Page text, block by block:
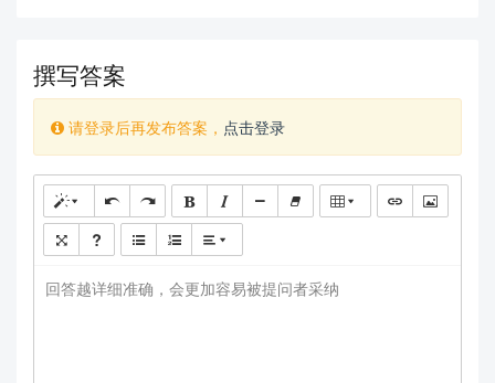
查看更多
撰写答案
请登录后再发布答案， 点击登录
回答越详细准确，会更加容易被提问者采纳